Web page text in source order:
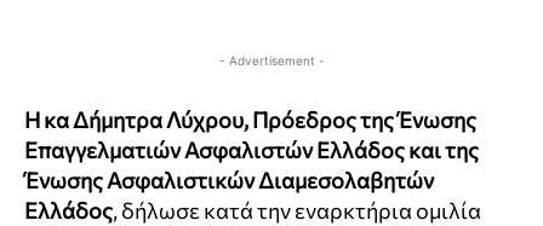
- Advertisement -
Η κα Δήμητρα Λύχρου, Πρόεδρος της Ένωσης
Επαγγελματιών Ασφαλιστών Ελλάδος και της
Ένωσης Ασφαλιστικών Διαμεσολαβητών
Ελλάδος, δήλωσε κατά την εναρκτήρια ομιλία